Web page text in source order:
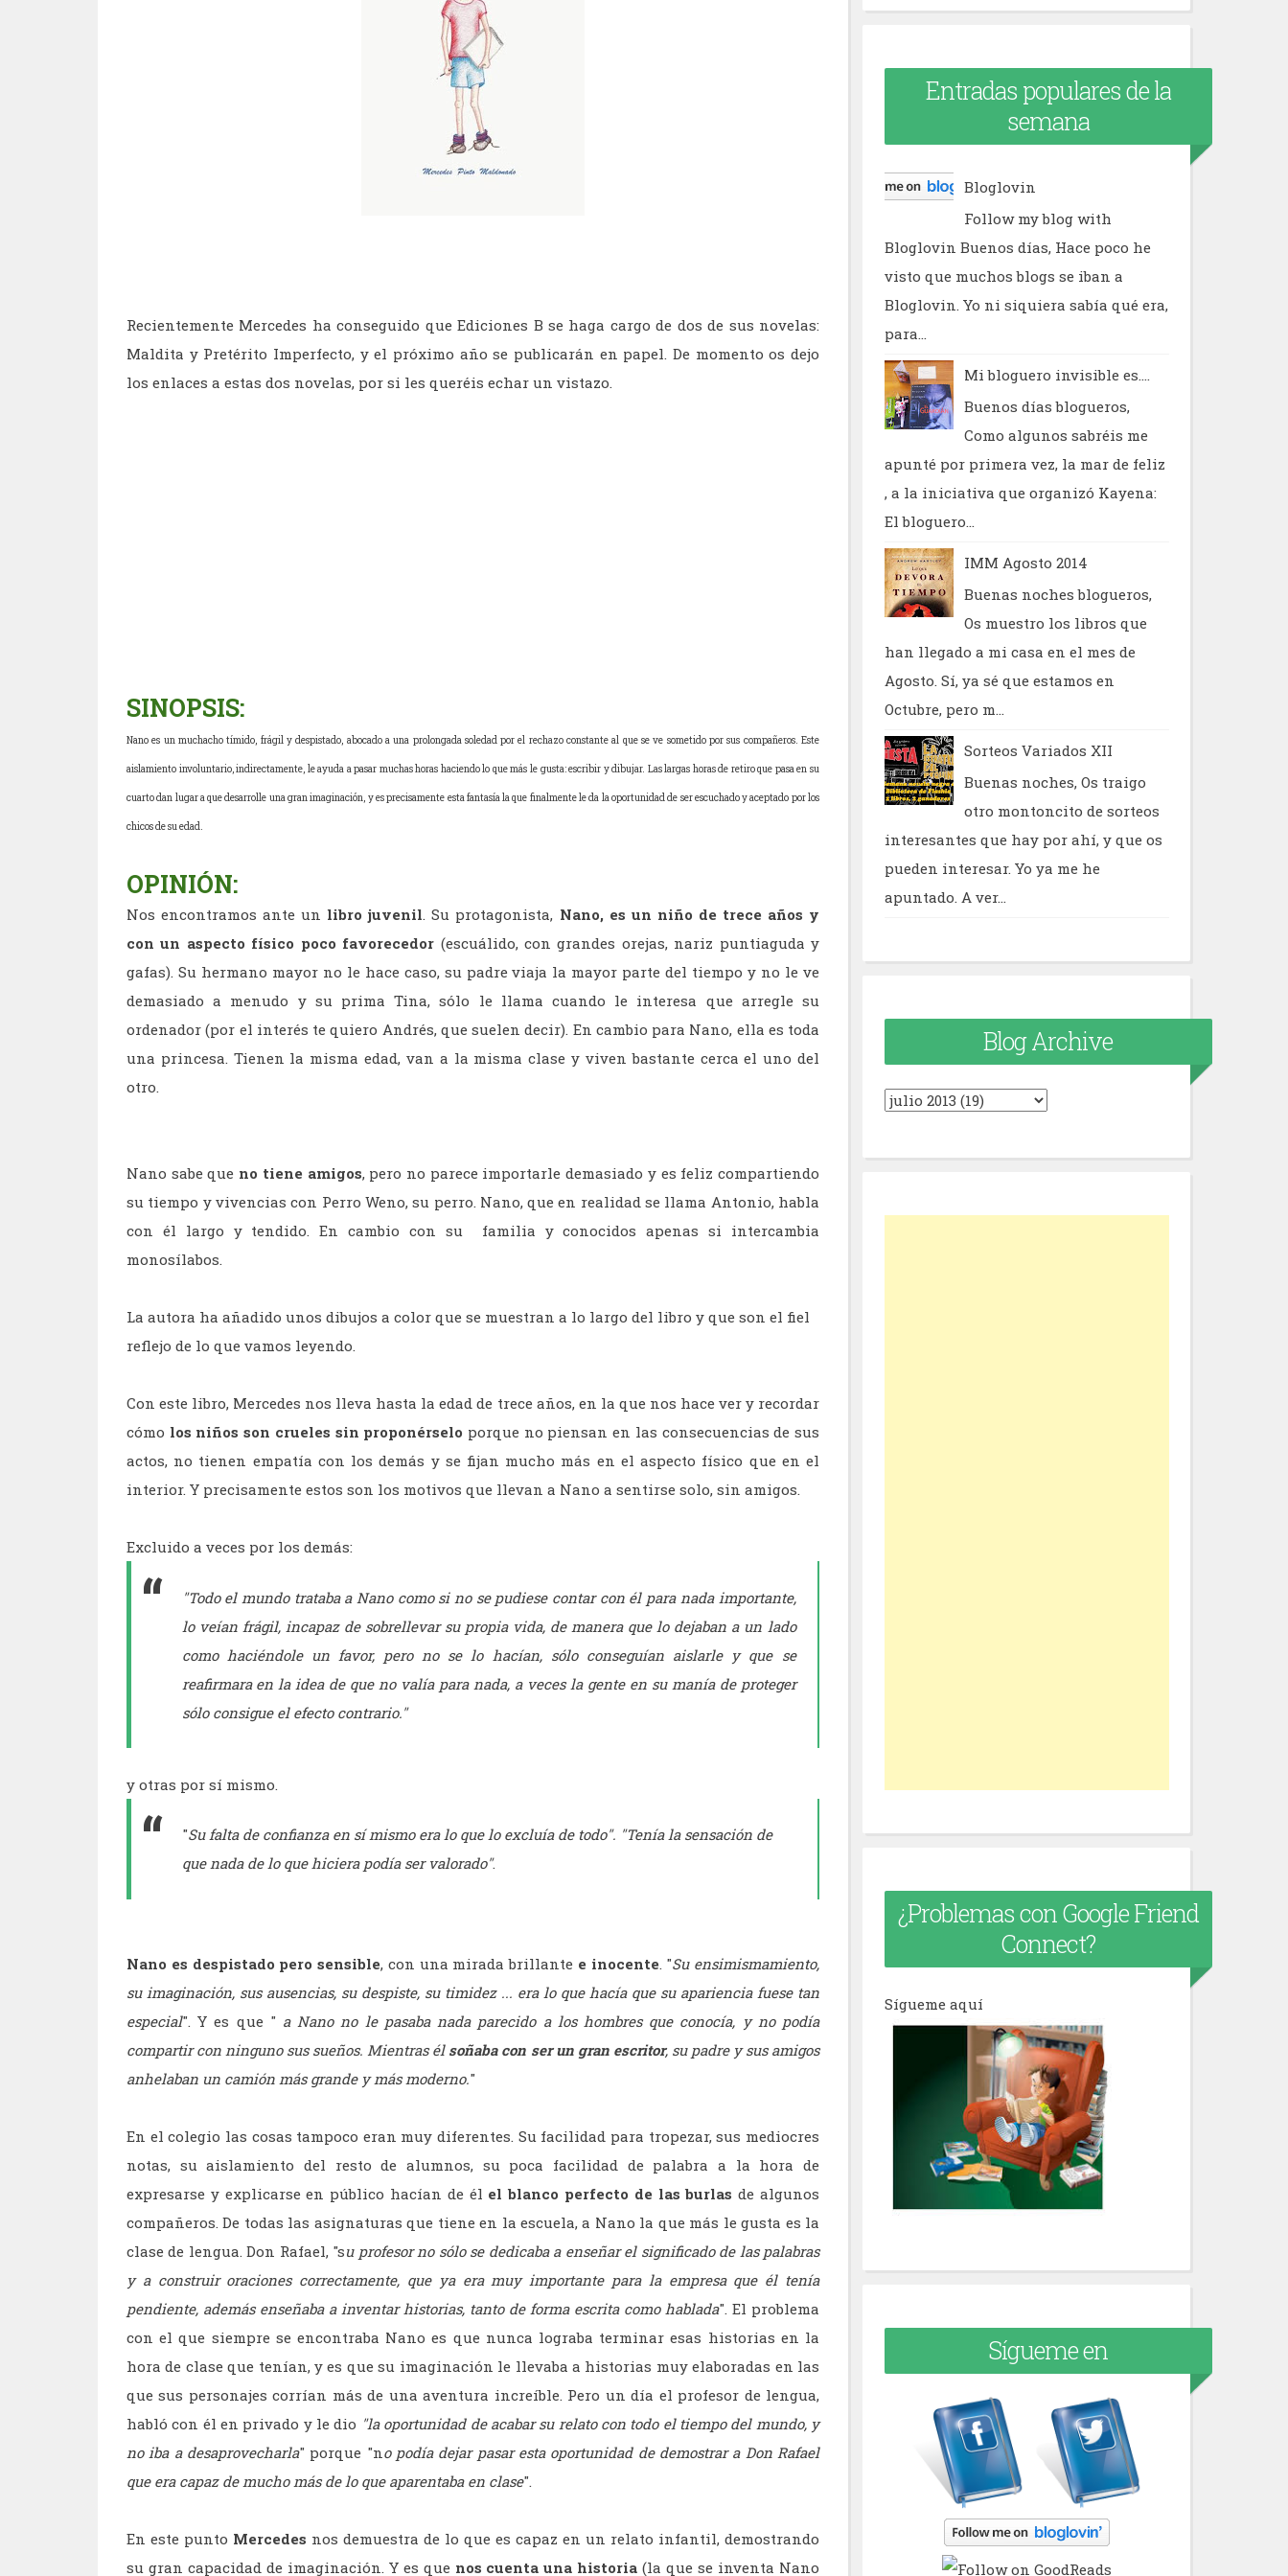
Recientemente Mercedes ha conseguido que Ediciones B se haga cargo de dos de sus novelas:
Maldita y Pretérito Imperfecto, y el próximo año se publicarán en papel. De momento os dejo
los enlaces a estas dos novelas, por si les queréis echar un vistazo.
SINOPSIS:
Nano es un muchacho tímido, frágil y despistado, abocado a una prolongada soledad por el rechazo constante al que se ve sometido por sus compañeros. Este
aislamiento involuntario, indirectamente, le ayuda a pasar muchas horas haciendo lo que más le gusta: escribir y dibujar. Las largas horas de retiro que pasa en su
cuarto dan lugar a que desarrolle una gran imaginación, y es precisamente esta fantasía la que finalmente le da la oportunidad de ser escuchado y aceptado por los
chicos de su edad.
OPINIÓN:
Nos encontramos ante un libro juvenil. Su protagonista, Nano, es un niño de trece años y
con un aspecto físico poco favorecedor (escuálido, con grandes orejas, nariz puntiaguda y
gafas). Su hermano mayor no le hace caso, su padre viaja la mayor parte del tiempo y no le ve
demasiado a menudo y su prima Tina, sólo le llama cuando le interesa que arregle su
ordenador (por el interés te quiero Andrés, que suelen decir). En cambio para Nano, ella es toda
una princesa. Tienen la misma edad, van a la misma clase y viven bastante cerca el uno del
otro.
Nano sabe que no tiene amigos, pero no parece importarle demasiado y es feliz compartiendo
su tiempo y vivencias con Perro Weno, su perro. Nano, que en realidad se llama Antonio, habla
con él largo y tendido. En cambio con su familia y conocidos apenas si intercambia
monosílabos.
La autora ha añadido unos dibujos a color que se muestran a lo largo del libro y que son el fiel
reflejo de lo que vamos leyendo.
Con este libro, Mercedes nos lleva hasta la edad de trece años, en la que nos hace ver y recordar
cómo los niños son crueles sin proponérselo porque no piensan en las consecuencias de sus
actos, no tienen empatía con los demás y se fijan mucho más en el aspecto físico que en el
interior. Y precisamente estos son los motivos que llevan a Nano a sentirse solo, sin amigos.
Excluido a veces por los demás:
"Todo el mundo trataba a Nano como si no se pudiese contar con él para nada importante,
lo veían frágil, incapaz de sobrellevar su propia vida, de manera que lo dejaban a un lado
como haciéndole un favor, pero no se lo hacían, sólo conseguían aislarle y que se
reafirmara en la idea de que no valía para nada, a veces la gente en su manía de proteger
sólo consigue el efecto contrario."
y otras por sí mismo.
"Su falta de confianza en sí mismo era lo que lo excluía de todo". "Tenía la sensación de
que nada de lo que hiciera podía ser valorado".
Nano es despistado pero sensible, con una mirada brillante e inocente. "Su ensimismamiento,
su imaginación, sus ausencias, su despiste, su timidez ... era lo que hacía que su apariencia fuese tan
especial". Y es que "a Nano no le pasaba nada parecido a los hombres que conocía, y no podía
compartir con ninguno sus sueños. Mientras él soñaba con ser un gran escritor, su padre y sus amigos
anhelaban un camión más grande y más moderno."
En el colegio las cosas tampoco eran muy diferentes. Su facilidad para tropezar, sus mediocres
notas, su aislamiento del resto de alumnos, su poca facilidad de palabra a la hora de
expresarse y explicarse en público hacían de él el blanco perfecto de las burlas de algunos
compañeros.De todas las asignaturas que tiene en la escuela, a Nano la que más le gusta es la
clase de lengua. Don Rafael, "su profesor no sólo se dedicaba a enseñar el significado de las palabras
y a construir oraciones correctamente, que ya era muy importante para la empresa que él tenía
pendiente, además enseñaba a inventar historias, tanto de forma escrita como hablada". El problema
con el que siempre se encontraba Nano es que nunca lograba terminar esas historias en la
hora de clase que tenían, y es que su imaginación le llevaba a historias muy elaboradas en las
que sus personajes corrían más de una aventura increíble. Pero un día el profesor de lengua,
habló con él en privado y le dio "la oportunidad de acabar su relato con todo el tiempo del mundo, y
no iba a desaprovecharla" porque "no podía dejar pasar esta oportunidad de demostrar a Don Rafael
que era capaz de mucho más de lo que aparentaba en clase".
En este punto Mercedes nos demuestra de lo que es capaz en un relato infantil, demostrando
su gran capacidad de imaginación. Y es que nos cuenta una historia (la que se inventa Nano
Entradas populares de la
semana
Bloglovin
Follow my blog with
Bloglovin Buenos días, Hace poco he
visto que muchos blogs se iban a
Bloglovin. Yo ni siquiera sabía qué era,
para...
Mi bloguero invisible es....
Buenos días blogueros,
Como algunos sabréis me
apunté por primera vez, la mar de feliz
, a la iniciativa que organizó Kayena:
El bloguero...
IMM Agosto 2014
Buenas noches blogueros,
Os muestro los libros que
han llegado a mi casa en el mes de
Agosto. Sí, ya sé que estamos en
Octubre, pero m...
Sorteos Variados XII
Buenas noches, Os traigo
otro montoncito de sorteos
interesantes que hay por ahí, y que os
pueden interesar. Yo ya me he
apuntado. A ver...
Blog Archive
¿Problemas con Google Friend
Connect?
Sígueme aquí
Sígueme en